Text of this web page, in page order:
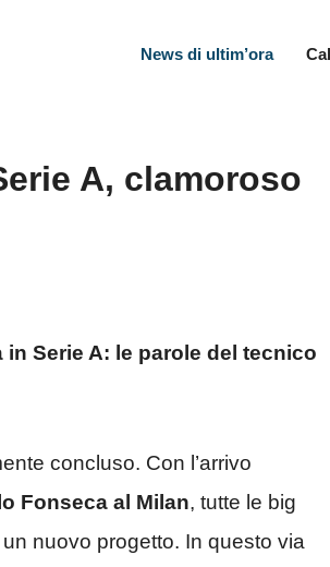
News di ultim’ora
A, clamoroso
Serie A: le parole del tecnico
concluso. Con l’arrivo
Fonseca al Milan, tutte le big
nuovo progetto. In questo via